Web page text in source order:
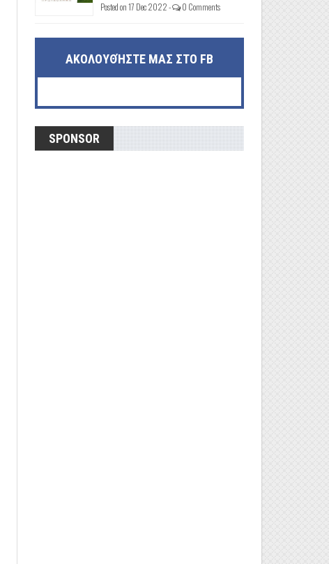
Posted on 17 Dec 2022 - 0 Comments
ΑΚΟΛΟΥΘΉΣΤΕ ΜΑΣ ΣΤΟ FB
SPONSOR